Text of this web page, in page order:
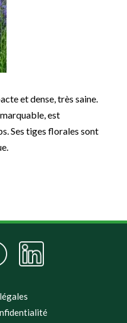
et dense, très saine.
est
Ses tiges florales sont